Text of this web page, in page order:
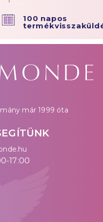
100 napos
már 1999 óta
17:00